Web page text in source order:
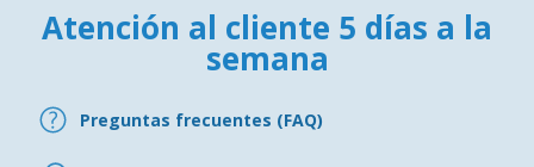
Atención al cliente 5 días a la
semana
Preguntas frecuentes (FAQ)